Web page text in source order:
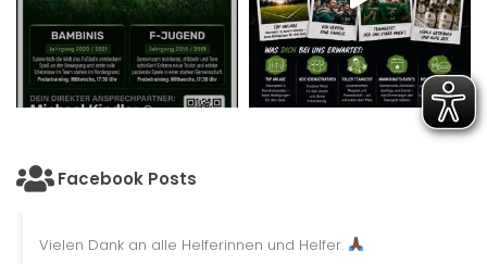
Facebook Posts
Vielen Dank an alle Helferinnen und Helfer.